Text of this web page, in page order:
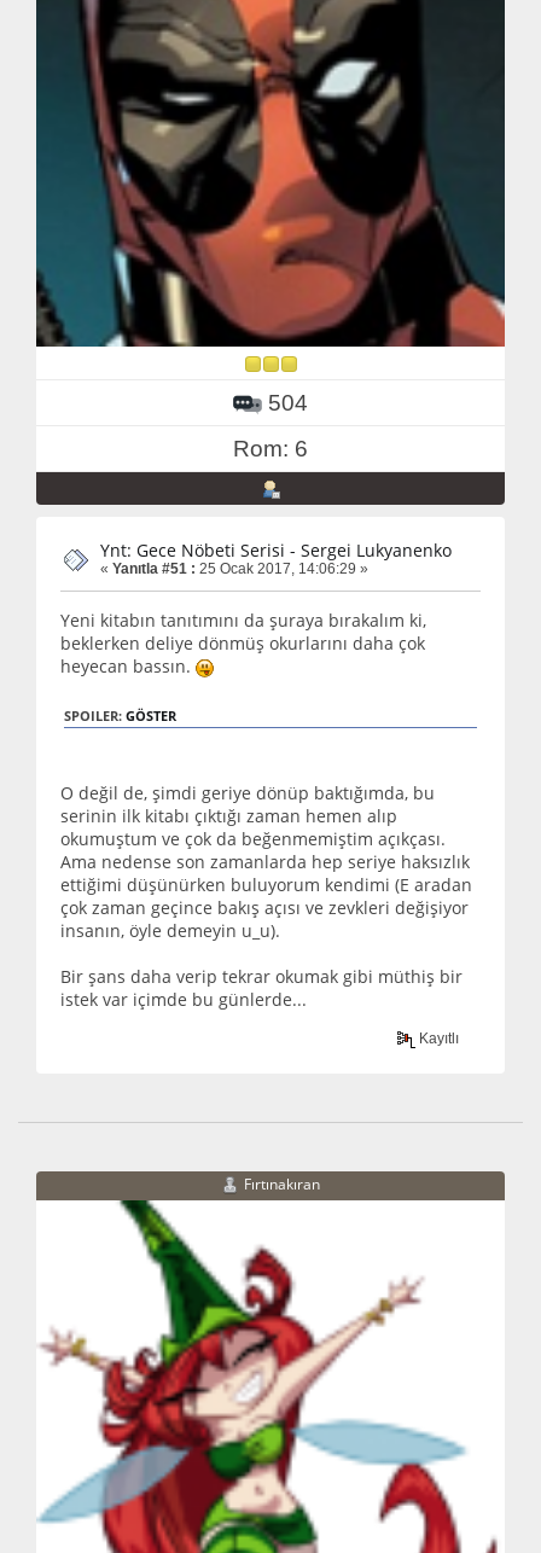
504
Rom: 6
Ynt: Gece Nöbeti Serisi - Sergei Lukyanenko
« Yanıtla #51 : 25 Ocak 2017, 14:06:29 »
Yeni kitabın tanıtımını da şuraya bırakalım ki,
beklerken deliye dönmüş okurlarını daha çok
heyecan bassın.
SPOILER: GÖSTER
O değil de, şimdi geriye dönüp baktığımda, bu
serinin ilk kitabı çıktığı zaman hemen alıp
okumuştum ve çok da beğenmemiştim açıkçası.
Ama nedense son zamanlarda hep seriye haksızlık
ettiğimi düşünürken buluyorum kendimi (E aradan
çok zaman geçince bakış açısı ve zevkleri değişiyor
insanın, öyle demeyin u_u).
Bir şans daha verip tekrar okumak gibi müthiş bir
istek var içimde bu günlerde...
Kayıtlı
Fırtınakıran